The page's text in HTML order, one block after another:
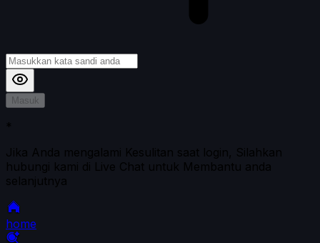
Masuk
*
Jika Anda mengalami Kesulitan saat login, Silahkan
hubungi kami di Live Chat untuk Membantu anda
selanjutnya
home